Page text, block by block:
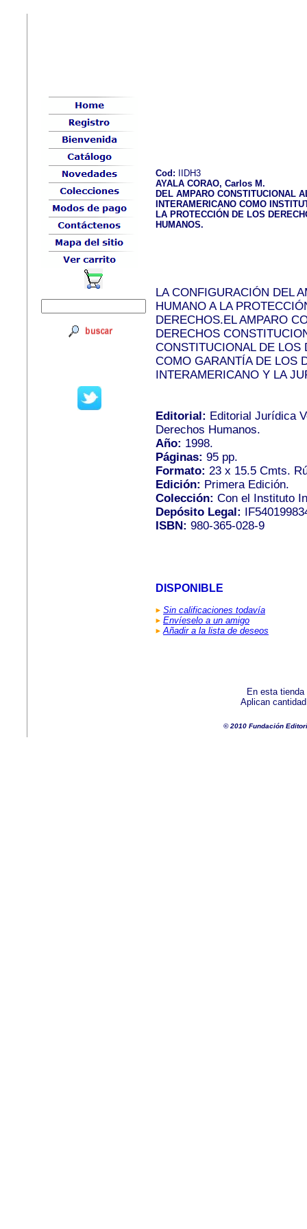
Cod: IIDH3
AYALA CORAO, Carlos M.
DEL AMPARO CONSTITUCIONAL
INTERAMERICANO COMO
LA PROTECCIÓN DE LOS
HUMANOS.
LA CONFIGURACIÓN DEL
HUMANO A LA
DERECHOS.EL AMPARO
DERECHOS
CONSTITUCIONAL DE LOS
COMO GARANTÍA DE LOS
INTERAMERICANO Y LA
Editorial: Editorial Jurídica
Derechos Humanos.
Año: 1998.
Páginas: 95 pp.
Formato: 23 x 15.5 Cmts.
Edición: Primera Edición.
Colección: Con el Instituto
Depósito Legal:
ISBN: 980-365-028-9
DISPONIBLE
Sin calificaciones todavía
Envíeselo a un amigo
Añadir a la lista de deseos
En esta
Aplican
© 2010 Fundación